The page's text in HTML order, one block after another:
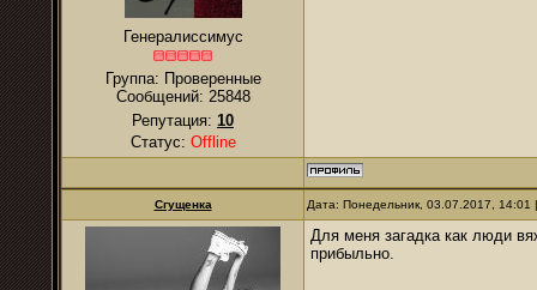
Генералиссимус
Группа: Проверенные
Сообщений: 25848
Репутация: 10
Статус: Offline
Сгущенка Дата: Понедельник, 03.07.2017,
Для меня загадка как люди
прибыльно.